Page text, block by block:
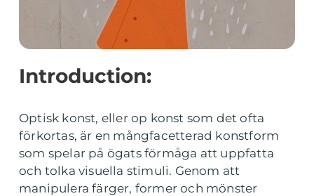
Introduction:
Optisk konst, eller op konst som det ofta
förkortas, är en mångfacetterad konstform
som spelar på ögats förmåga att uppfatta
och tolka visuella stimuli. Genom att
manipulera färger, former och mönster